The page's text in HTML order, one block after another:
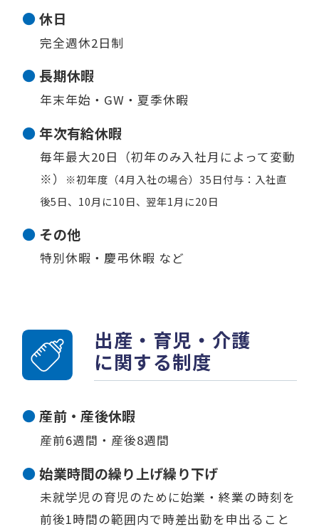
休日
完全週休2日制
長期休暇
年末年始・GW・夏季休暇
年次有給休暇
毎年最大20日（初年のみ入社月によって変動
※）
※初年度（4月入社の場合）35日付与：入社直
後5日、10月に10日、翌年1月に20日
その他
特別休暇・慶弔休暇 など
出産・育児・介護
に関する制度
産前・産後休暇
産前6週間・産後8週間
始業時間の繰り上げ繰り下げ
未就学児の育児のために始業・終業の時刻を
前後1時間の範囲内で時差出勤を申出ること